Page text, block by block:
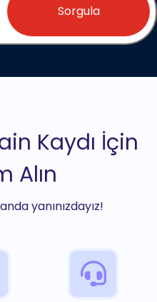
Sorgula
Kaydı İçin
Alın
yanınızdayız!